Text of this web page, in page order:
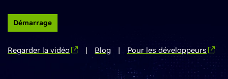
Démarrage
Regarder la vidéo | Blog | Pour les développeurs